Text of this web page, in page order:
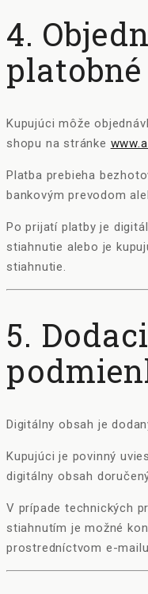
4.
Kupujúci môže
shopu na stránke
Platba prebieha
bankovým prevodom
Po prijatí platby je
stiahnutie alebo je
stiahnutie.
5.
Digitálny obsah je
Kupujúci je povinný
digitálny obsah
V prípade technických
stiahnutím je možné
prostredníctvom e-